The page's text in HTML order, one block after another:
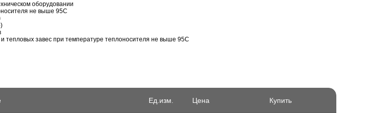
оборудовании
не выше 95С
тепловых завес при температуре теплоносителя не выше 95С
Ед.изм. Цена Купить